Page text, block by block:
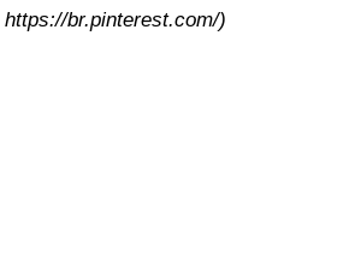
https://br.pinterest.com/)